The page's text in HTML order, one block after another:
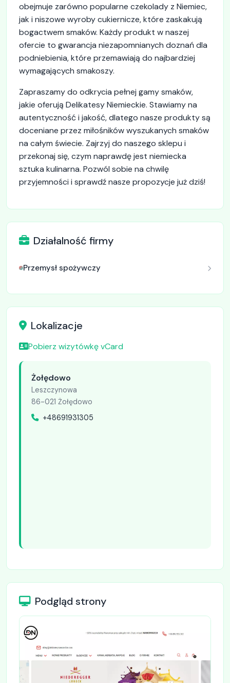
obejmuje zarówno popularne czekolady z Niemiec,
jak i niszowe wyroby cukiernicze, które zaskakują
bogactwem smaków. Każdy produkt w naszej
ofercie to gwarancja niezapomnianych doznań dla
podniebienia, które przemawiają do najbardziej
wymagających smakoszy.
Zapraszamy do odkrycia pełnej gamy smaków,
jakie oferują Delikatesy Niemieckie. Stawiamy na
autentyczność i jakość, dlatego nasze produkty są
doceniane przez miłośników wyszukanych smaków
na całym świecie. Zajrzyj do naszego sklepu i
przekonaj się, czym naprawdę jest niemiecka
sztuka kulinarna. Pozwól sobie na chwilę
przyjemności i sprawdź nasze propozycje już dziś!
Działalność firmy
Przemysł spożywczy
Lokalizacje
Pobierz wizytówkę vCard
Żołędowo
Leszczynowa
86-021 Żołędowo
+48691931305
Podgląd strony